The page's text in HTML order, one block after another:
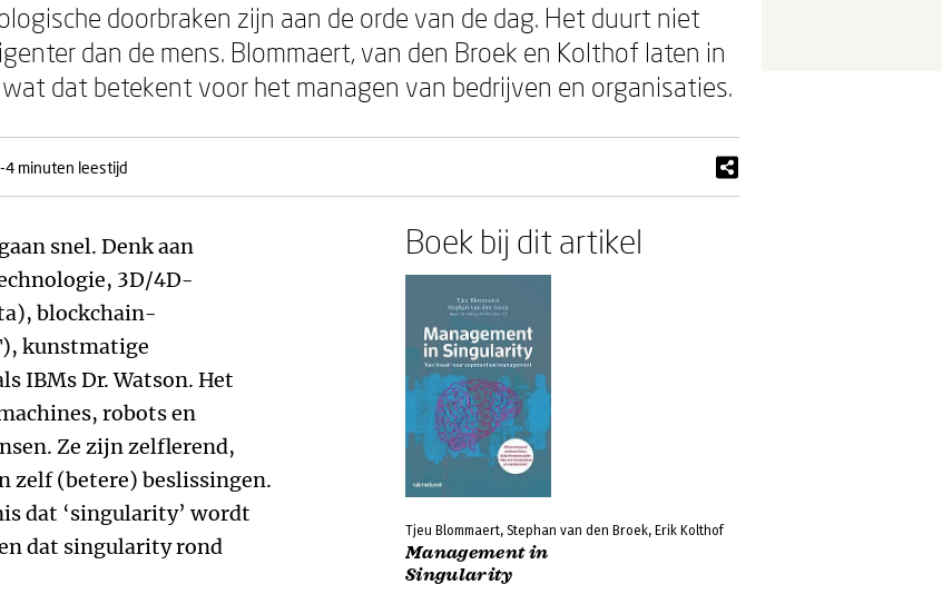
doorbraken zijn aan de orde van de dag. Het duurt niet
dan de mens. Blommaert, van den Broek en Kolthof laten in
dat betekent voor het managen van bedrijven en organisaties.
4 minuten leestijd
snel. Denk aan
3D/4D-
blockchain-
kunstmatige
IBMs Dr. Watson. Het
robots en
Ze zijn zelflerend,
zelf (betere) beslissingen.
dat ‘singularity’ wordt
dat singularity rond
Boek bij dit artikel
Tjeu Blommaert, Stephan van den Broek, Erik Kolthof
Management in
Singularity